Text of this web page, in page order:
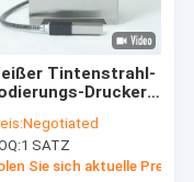
Tintenstrahl-
Drucker
Lot Numbers
BW3020
Negotiated
1 SATZ
Sie sich aktuelle Preis